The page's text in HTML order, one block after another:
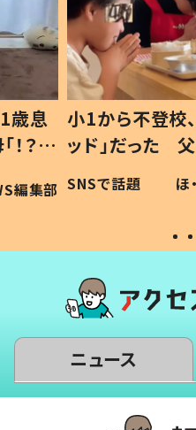
歳息
？」
編集部
小1から不登校
ッド」だった
作り続ける理
#令和の子
SNSで話題 ほ
ニュース